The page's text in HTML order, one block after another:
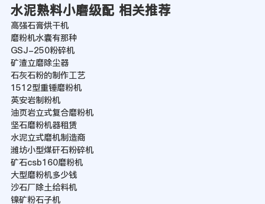
水泥熟料小磨级配 相关推荐
高强石膏烘干机
磨粉机水囊有那种
GSJ-250粉碎机
矿渣立磨除尘器
石灰石粉的制作工艺
1512型重锤磨粉机
英安岩制粉机
油页岩立式复合磨粉机
坚石磨粉机器租赁
水泥立式磨机制造商
潍坊小型煤矸石粉碎机
矿石csb160磨粉机
大型磨粉机多少钱
沙石厂除土给料机
镍矿粉石子机